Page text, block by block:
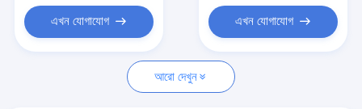
এমআইজি এমএমএ ওয়েল্ডার
টাইগ টিআইজি এমএমএ ওয়েল্ডার
শিল্প ব্যবহার এআরসি এমএমএ ওয়েল্ডার
এখন যোগাযোগ এখন যোগাযোগ
আরো দেখুন